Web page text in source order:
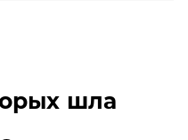
шла